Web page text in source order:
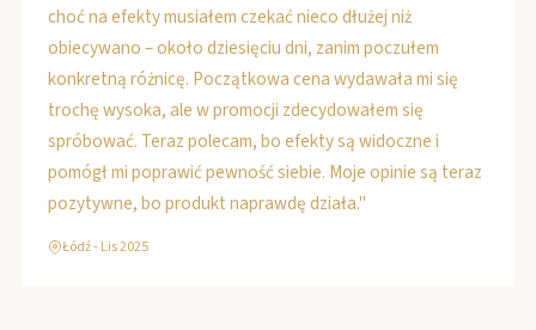
choć na efekty musiałem czekać nieco dłużej niż
obiecywano – około dziesięciu dni, zanim poczułem
konkretną różnicę. Początkowa cena wydawała mi się
trochę wysoka, ale w promocji zdecydowałem się
spróbować. Teraz polecam, bo efekty są widoczne i
pomógł mi poprawić pewność siebie. Moje opinie są teraz
pozytywne, bo produkt naprawdę działa."
Łódź - Lis 2025